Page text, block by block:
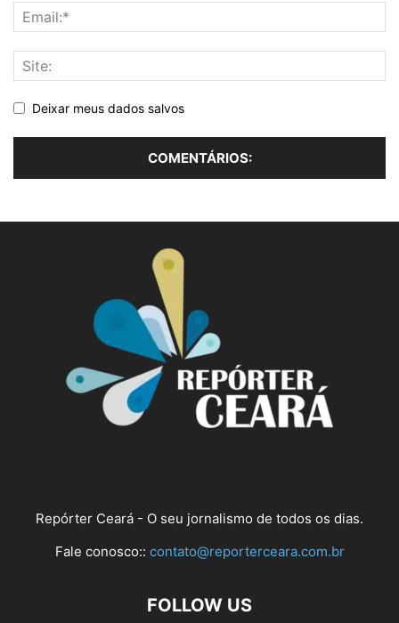
Deixar meus dados salvos
Repórter Ceará - O seu jornalismo de todos os dias.
Fale conosco:: contato@reporterceara.com.br
FOLLOW US